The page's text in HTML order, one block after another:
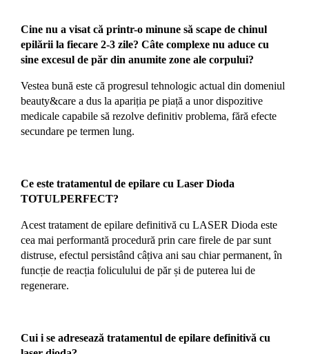
Cine nu a visat că printr-o minune să scape de chinul
epilării la fiecare 2-3 zile? Câte complexe nu aduce cu
sine excesul de păr din anumite zone ale corpului?
Vestea bună este că progresul tehnologic actual din domeniul
beauty&care a dus la apariția pe piață a unor dispozitive
medicale capabile să rezolve definitiv problema, fără efecte
secundare pe termen lung.
Ce este tratamentul de epilare cu Laser Dioda
TOTULPERFECT?
Acest tratament de epilare definitivă cu LASER Dioda este
cea mai performantă procedură prin care firele de par sunt
distruse, efectul persistând câțiva ani sau chiar permanent, în
funcție de reacția foliculului de păr și de puterea lui de
regenerare.
Cui i se adresează tratamentul de epilare definitivă cu